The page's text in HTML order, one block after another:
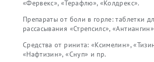
«Фервекс», «Терафлю», «Колдрекс».
Препараты от боли в горле: таблетки
рассасывания «Стрепсилс»,
Средства от ринита: «Ксимелин»,
«Нафтизин», «Снуп» и пр.